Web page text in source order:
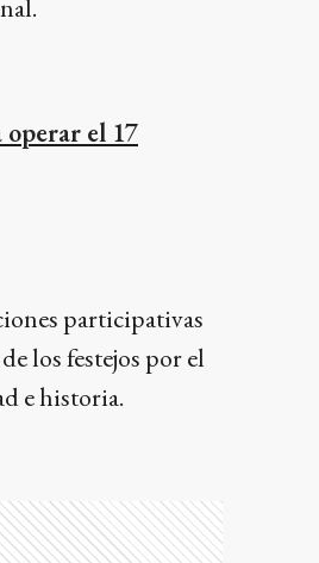
operar el 17
participativas
los festejos por el
e historia.